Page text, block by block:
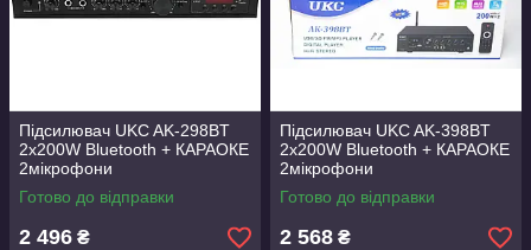
Підсилювач UKC AK-298BT
2x200W Bluetooth + КАРАОКЕ
2мікрофони
Готово до відправки
2 496 ₴
Підсилювач UKC AK-398BT
2x200W Bluetooth + КАРАОКЕ
2мікрофони
Готово до відправки
2 568 ₴